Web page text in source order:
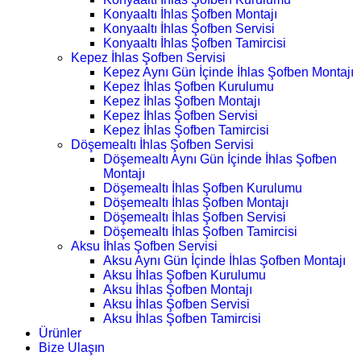
Konyaaltı İhlas Şofben Montajı
Konyaaltı İhlas Şofben Servisi
Konyaaltı İhlas Şofben Tamircisi
Kepez İhlas Şofben Servisi
Kepez Aynı Gün İçinde İhlas Şofben Montajı
Kepez İhlas Şofben Kurulumu
Kepez İhlas Şofben Montajı
Kepez İhlas Şofben Servisi
Kepez İhlas Şofben Tamircisi
Döşemealtı İhlas Şofben Servisi
Döşemealtı Aynı Gün İçinde İhlas Şofben
Montajı
Döşemealtı İhlas Şofben Kurulumu
Döşemealtı İhlas Şofben Montajı
Döşemealtı İhlas Şofben Servisi
Döşemealtı İhlas Şofben Tamircisi
Aksu İhlas Şofben Servisi
Aksu Aynı Gün İçinde İhlas Şofben Montajı
Aksu İhlas Şofben Kurulumu
Aksu İhlas Şofben Montajı
Aksu İhlas Şofben Servisi
Aksu İhlas Şofben Tamircisi
Ürünler
Bize Ulaşın